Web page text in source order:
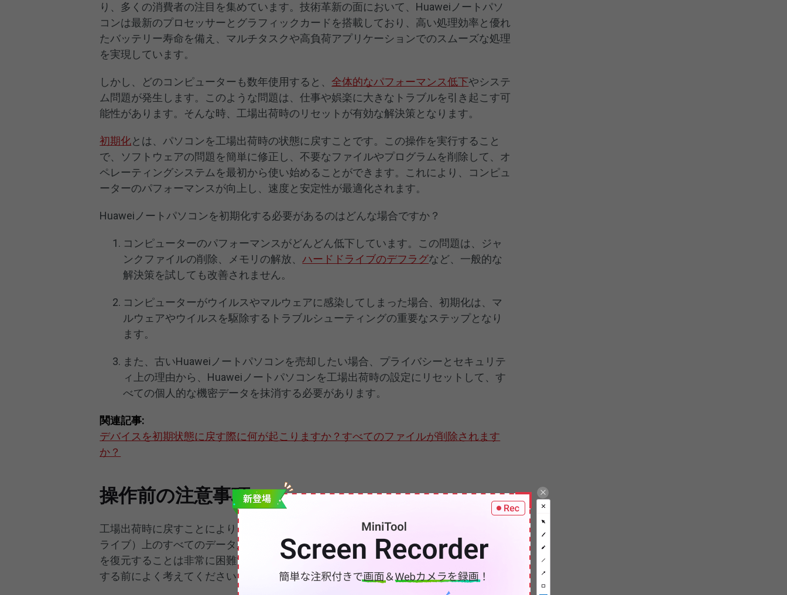
り、多くの消費者の注目を集めています。技術革新の面において、Huaweiノートパソ
コンは最新のプロセッサーとグラフィックカードを搭載しており、高い処理効率と優れ
たバッテリー寿命を備え、マルチタスクや高負荷アプリケーションでのスムーズな処理
を実現しています。
しかし、どのコンピューターも数年使用すると、全体的なパフォーマンス低下やシステ
ム問題が発生します。このような問題は、仕事や娯楽に大きなトラブルを引き起こす可
能性があります。そんな時、工場出荷時のリセットが有効な解決策となります。
初期化とは、パソコンを工場出荷時の状態に戻すことです。この操作を実行すること
で、ソフトウェアの問題を簡単に修正し、不要なファイルやプログラムを削除して、オ
ペレーティングシステムを最初から使い始めることができます。これにより、コンピュ
ーターのパフォーマンスが向上し、速度と安定性が最適化されます。
Huaweiノートパソコンを初期化する必要があるのはどんな場合ですか？
コンピューターのパフォーマンスがどんどん低下しています。この問題は、ジャ
ンクファイルの削除、メモリの解放、ハードドライブのデフラグなど、一般的な
解決策を試しても改善されません。
コンピューターがウイルスやマルウェアに感染してしまった場合、初期化は、マ
ルウェアやウイルスを駆除するトラブルシューティングの重要なステップとなり
ます。
また、古いHuaweiノートパソコンを売却したい場合、プライバシーとセキュリテ
ィ上の理由から、Huaweiノートパソコンを工場出荷時の設定にリセットして、す
べての個人的な機密データを抹消する必要があります。
関連記事:
デバイスを初期状態に戻す際に何が起こりますか？すべてのファイルが削除されます
か？
操作前の注意事項
工場出荷時に戻すことにより、コンピューターの現在のシステムドライブ（通常はCド
ライブ）上のすべてのデータが削除され、また工場出荷時に戻した後に失われたデータ
を復元することは非常に困難であることにご注意ください。したがって、初期化を実行
する前によく考えてください。